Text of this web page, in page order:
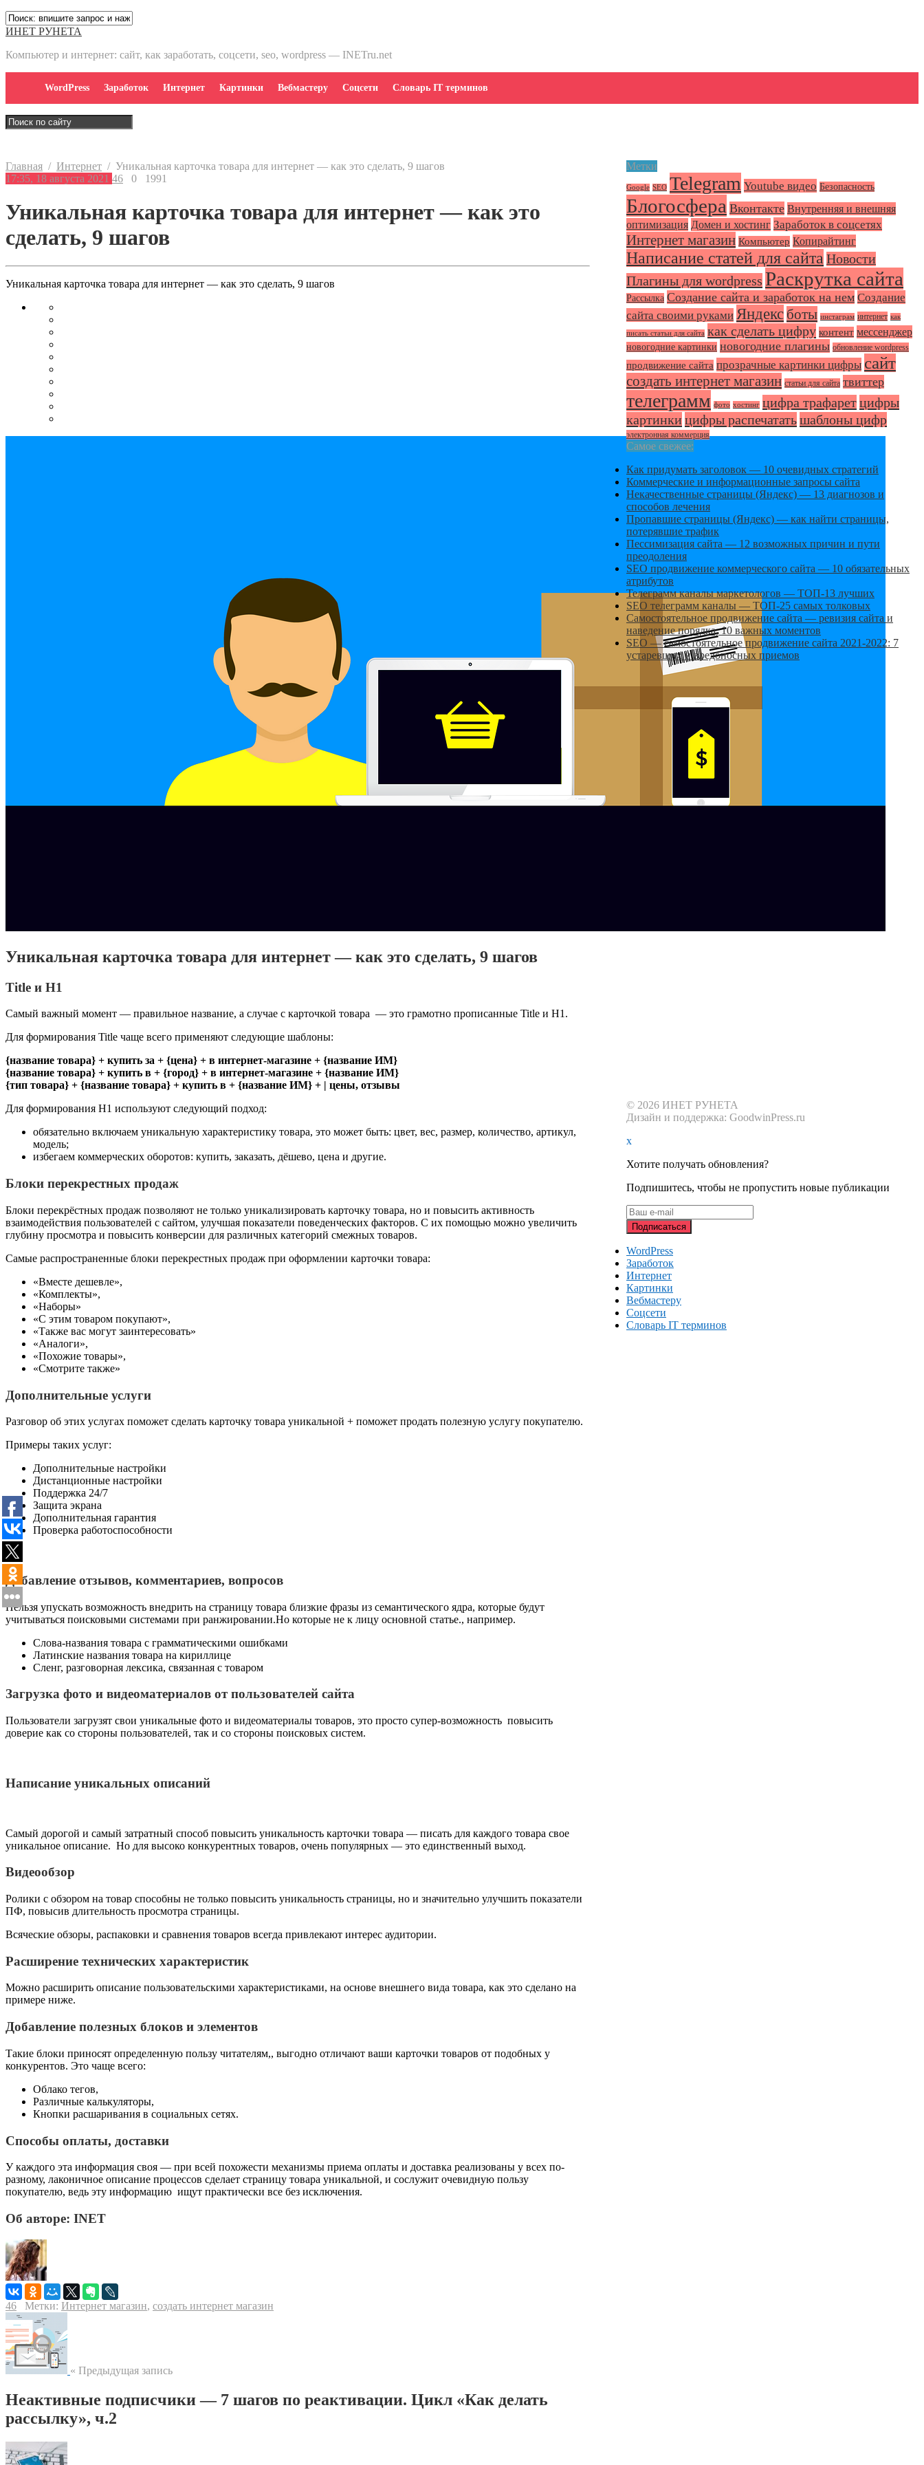
ИНЕТ РУНЕТА
Компьютер и интернет: сайт, как заработать, соцсети, seo, wordpress — INETru.net
WordPress Заработок Интернет Картинки Вебмастеру Соцсети Словарь IT терминов
Главная / Интернет / Уникальная карточка товара для интернет — как это сделать, 9 шагов
17:35, 18 августа 2021 46 0 1991
Уникальная карточка товара для интернет — как это
сделать, 9 шагов
Уникальная карточка товара для интернет — как это сделать, 9 шагов
Уникальная карточка товара для интернет — как это сделать, 9 шагов
Title и H1
Самый важный момент — правильное название, а случае с карточкой товара — это грамотно прописанные Title и H1.
Для формирования Title чаще всего применяют следующие шаблоны:
{название товара} + купить за + {цена} + в интернет-магазине + {название ИМ}
{название товара} + купить в + {город} + в интернет-магазине + {название ИМ}
{тип товара} + {название товара} + купить в + {название ИМ} + | цены, отзывы
Для формирования H1 используют следующий подход:
обязательно включаем уникальную характеристику товара, это может быть: цвет, вес, размер, количество, артикул,
модель;
избегаем коммерческих оборотов: купить, заказать, дёшево, цена и другие.
Блоки перекрестных продаж
Блоки перекрёстных продаж позволяют не только уникализировать карточку товара, но и повысить активность
взаимодействия пользователей с сайтом, улучшая показатели поведенческих факторов. С их помощью можно увеличить
глубину просмотра и повысить конверсии для различных категорий смежных товаров.
Самые распространенные блоки перекрестных продаж при оформлении карточки товара:
«Вместе дешевле»,
«Комплекты»,
«Наборы»
«С этим товаром покупают»,
«Также вас могут заинтересовать»
«Аналоги»,
«Похожие товары»,
«Смотрите также»
Дополнительные услуги
Разговор об этих услугах поможет сделать карточку товара уникальной + поможет продать полезную услугу покупателю.
Примеры таких услуг:
Дополнительные настройки
Дистанционные настройки
Поддержка 24/7
Защита экрана
Дополнительная гарантия
Проверка работоспособности
Добавление отзывов, комментариев, вопросов
Нельзя упускать возможность внедрить на страницу товара близкие фразы из семантического ядра, которые будут
учитываться поисковыми системами при ранжировании.Но которые не к лицу основной статье., например.
Слова-названия товара с грамматическими ошибками
Латинские названия товара на кириллице
Сленг, разговорная лексика, связанная с товаром
Загрузка фото и видеоматериалов от пользователей сайта
Пользователи загрузят свои уникальные фото и видеоматериалы товаров, это просто супер-возможность повысить
доверие как со стороны пользователей, так и со стороны поисковых систем.
Написание уникальных описаний
Самый дорогой и самый затратный способ повысить уникальность карточки товара — писать для каждого товара свое
уникальное описание. Но для высоко конкурентных товаров, очень популярных — это единственный выход.
Видеообзор
Ролики с обзором на товар способны не только повысить уникальность страницы, но и значительно улучшить показатели
ПФ, повысив длительность просмотра страницы.
Всяческие обзоры, распаковки и сравнения товаров всегда привлекают интерес аудитории.
Расширение технических характеристик
Можно расширить описание пользовательскими характеристиками, на основе внешнего вида товара, как это сделано на
примере ниже.
Добавление полезных блоков и элементов
Такие блоки приносят определенную пользу читателям,, выгодно отличают ваши карточки товаров от подобных у
конкурентов. Это чаще всего:
Облако тегов,
Различные калькуляторы,
Кнопки расшаривания в социальных сетях.
Способы оплаты, доставки
У каждого эта информация своя — при всей похожести механизмы приема оплаты и доставка реализованы у всех по-
разному, лаконичное описание процессов сделает страницу товара уникальной, и сослужит очевидную пользу
покупателю, ведь эту информацию ищут практически все без исключения.
Об авторе: INET
46 Метки: Интернет магазин, создать интернет магазин
« Предыдущая запись
Неактивные подписчики — 7 шагов по реактивации. Цикл «Как делать
рассылку», ч.2
Метки
Google SEO Telegram Youtube видео Безопасность
Блогосфера Вконтакте Внутренняя и внешняя
оптимизация Домен и хостинг Заработок в соцсетях
Интернет магазин Компьютер Копирайтинг
Написание статей для сайта Новости
Плагины для wordpress Раскрутка сайта
Рассылка Создание сайта и заработок на нем Создание
сайта своими руками Яндекс боты инстаграм интернет как
писать статьи для сайта как сделать цифру контент мессенджер
новогодние картинки новогодние плагины обновление wordpress
продвижение сайта прозрачные картинки цифры сайт
создать интернет магазин статьи для сайта твиттер
телеграмм фото хостинг цифра трафаретцифры
картинки цифры распечататьшаблоны цифр
электронная коммерция
Самое свежее:
Как придумать заголовок — 10 очевидных стратегий
Коммерческие и информационные запросы сайта
Некачественные страницы (Яндекс) — 13 диагнозов и
способов лечения
Пропавшие страницы (Яндекс) — как найти страницы,
потерявшие трафик
Пессимизация сайта — 12 возможных причин и пути
преодоления
SEO продвижение коммерческого сайта — 10 обязательных
атрибутов
Телеграмм каналы маркетологов — ТОП-13 лучших
SEO телеграмм каналы — ТОП-25 самых толковых
Самостоятельное продвижение сайта — ревизия сайта и
наведение порядка, 10 важных моментов
SEO — самостоятельное продвижение сайта 2021-2022: 7
устаревших и вредоносных приемов
© 2026 ИНЕТ РУНЕТА
Дизайн и поддержка: GoodwinPress.ru
x
Хотите получать обновления?
Подпишитесь, чтобы не пропустить новые публикации
WordPress
Заработок
Интернет
Картинки
Вебмастеру
Соцсети
Словарь IT терминов